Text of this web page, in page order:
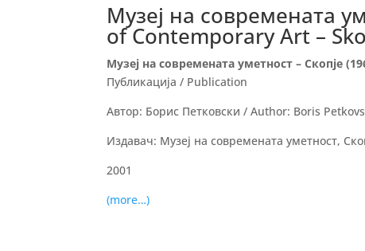
Музеј на современата
of Contemporary Art –
Музеј на современата уметност – Скопје
Публикација / Publication
Автор: Борис Петковски / Author: Boris
Издавач: Музеј на современата уметност,
2001
(more…)